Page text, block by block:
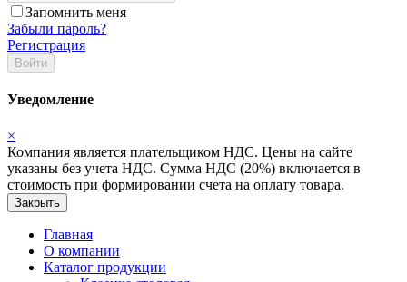
Запомнить меня
Забыли пароль?
Регистрация
Войти
Уведомление
×
Компания является плательщиком НДС. Цены на сайте
указаны без учета НДС. Сумма НДС (20%) включается в
стоимость при формировании счета на оплату товара.
Закрыть
Главная
О компании
Каталог продукции